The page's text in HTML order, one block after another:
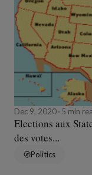
Dec 9, 2020 5 min
Elections aux
des votes...
Politics